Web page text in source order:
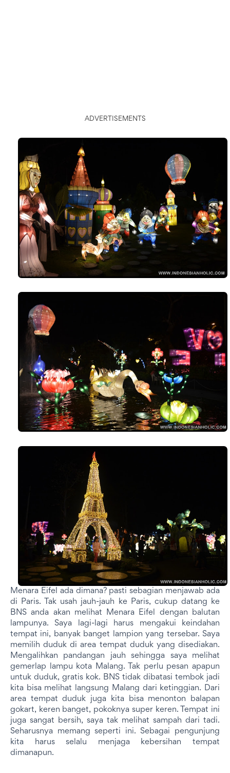
ADVERTISEMENTS
Menara Eifel ada dimana? pasti sebagian menjawab ada
di Paris. Tak usah jauh-jauh ke Paris, cukup datang ke
BNS anda akan melihat Menara Eifel dengan balutan
lampunya. Saya lagi-lagi harus mengakui keindahan
tempat ini, banyak banget lampion yang tersebar. Saya
memilih duduk di area tempat duduk yang disediakan.
Mengalihkan pandangan jauh sehingga saya melihat
gemerlap lampu kota Malang. Tak perlu pesan apapun
untuk duduk, gratis kok. BNS tidak dibatasi tembok jadi
kita bisa melihat langsung Malang dari ketinggian. Dari
area tempat duduk juga kita bisa menonton balapan
gokart, keren banget, pokoknya super keren. Tempat ini
juga sangat bersih, saya tak melihat sampah dari tadi.
Seharusnya memang seperti ini. Sebagai pengunjung
kita harus selalu menjaga kebersihan tempat
dimanapun.